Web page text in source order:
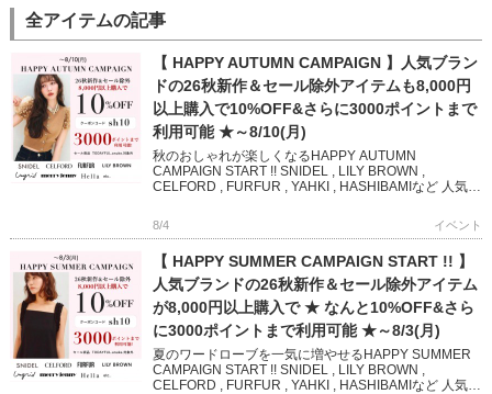
全アイテムの記事
【 HAPPY AUTUMN CAMPAIGN 】人気ブラン
ドの26秋新作＆セール除外アイテムも8,000円
以上購入で10%OFF&さらに3000ポイントまで
利用可能 ★～8/10(月)
秋のおしゃれが楽しくなるHAPPY AUTUMN
CAMPAIGN START !! SNIDEL , LILY BROWN ,
CELFORD , FURFUR , YAHKI , HASHIBAMIなど 人気ブ
8/4 イベント
【 HAPPY SUMMER CAMPAIGN START !! 】
人気ブランドの26秋新作＆セール除外アイテム
が8,000円以上購入で ★ なんと10%OFF&さら
に3000ポイントまで利用可能 ★～8/3(月)
夏のワードローブを一気に増やせるHAPPY SUMMER
CAMPAIGN START !! SNIDEL , LILY BROWN ,
CELFORD , FURFUR , YAHKI , HASHIBAMIなど 人気